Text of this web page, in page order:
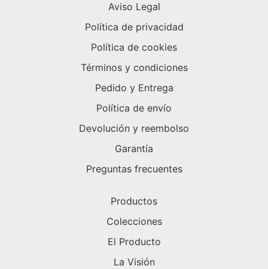
Aviso Legal
Política de privacidad
Política de cookies
Términos y condiciones
Pedido y Entrega
Política de envío
Devolución y reembolso
Garantía
Preguntas frecuentes
Productos
Colecciones
El Producto
La Visión